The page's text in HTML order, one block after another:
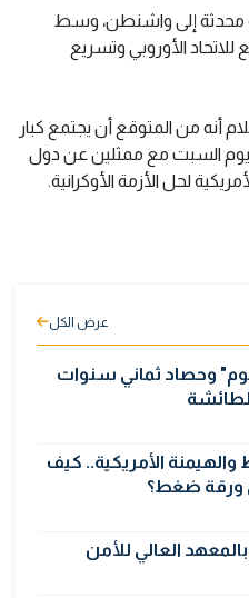
محدثة إلى واشنطن، وسط
للاتحاد الأوروبي وتسريع
من المتوقع أن يجتمع كبار
يوم السبت مع ممثلين عن دول
لحل الأزمة الأوكرانية.
عرض الكل
المزعوم" وحصاد ثماني سنوات
الأمريكية.. كيف
ورقة ضغط؟